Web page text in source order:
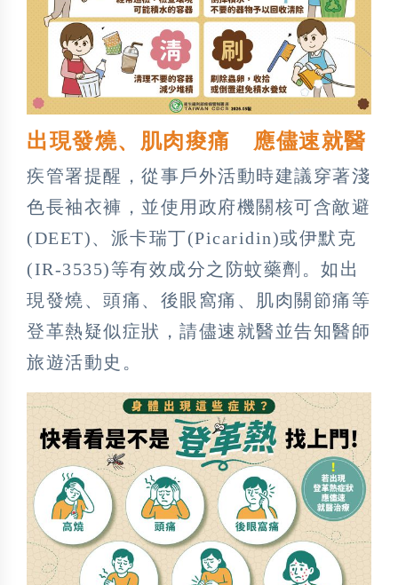
出現發燒、肌肉痠痛 應儘速就醫
疾管署提醒，從事戶外活動時建議穿著淺
色長袖衣褲，並使用政府機關核可含敵避
(DEET)、派卡瑞丁(Picaridin)或伊默克
(IR-3535)等有效成分之防蚊藥劑。如出
現發燒、頭痛、後眼窩痛、肌肉關節痛等
登革熱疑似症狀，請儘速就醫並告知醫師
旅遊活動史。